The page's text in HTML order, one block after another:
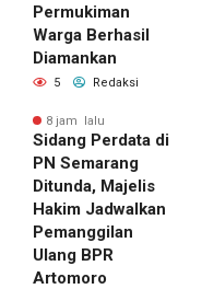
Permukiman
Warga Berhasil
Diamankan
5 Redaksi
8 jam lalu
Sidang Perdata di
PN Semarang
Ditunda, Majelis
Hakim Jadwalkan
Pemanggilan
Ulang BPR
Artomoro